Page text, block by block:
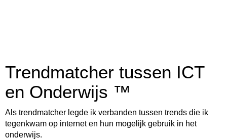
Trendmatcher tussen ICT
en Onderwijs ™
Als trendmatcher legde ik verbanden tussen trends die ik
tegenkwam op internet en hun mogelijk gebruik in het
onderwijs.